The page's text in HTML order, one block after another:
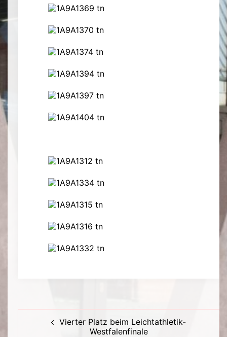
Beitragsnavigation
Vierter Platz beim Leichtathletik-
Westfalenfinale